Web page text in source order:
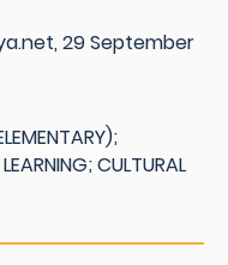
29 September
CULTURAL